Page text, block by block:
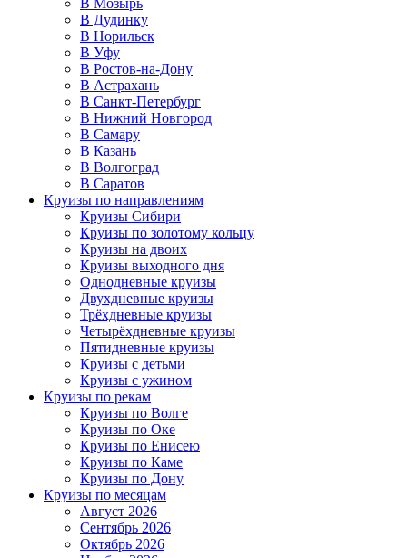
В Мозырь
В Дудинку
В Норильск
В Уфу
В Ростов-на-Дону
В Астрахань
В Санкт-Петербург
В Нижний Новгород
В Самару
В Казань
В Волгоград
В Саратов
Круизы по направлениям
Круизы Сибири
Круизы по золотому кольцу
Круизы на двоих
Круизы выходного дня
Однодневные круизы
Двухдневные круизы
Трёхдневные круизы
Четырёхдневные круизы
Пятидневные круизы
Круизы с детьми
Круизы с ужином
Круизы по рекам
Круизы по Волге
Круизы по Оке
Круизы по Енисею
Круизы по Каме
Круизы по Дону
Круизы по месяцам
Август 2026
Сентябрь 2026
Октябрь 2026